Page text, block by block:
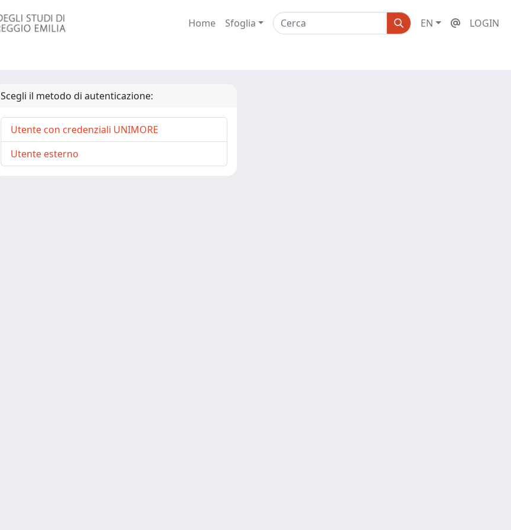
Home Sfoglia EN LOGIN
Scegli il metodo di autenticazione:
Utente con credenziali UNIMORE
Utente esterno